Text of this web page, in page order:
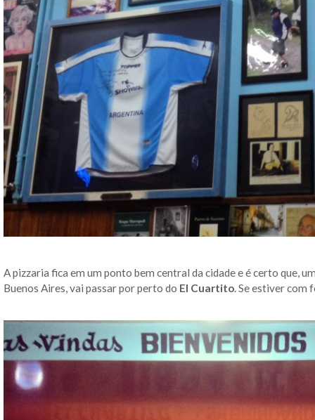
A pizzaria fica em um ponto bem central da cidade e é certo que,
Buenos Aires, vai passar por perto do El Cuartito. Se estiver com